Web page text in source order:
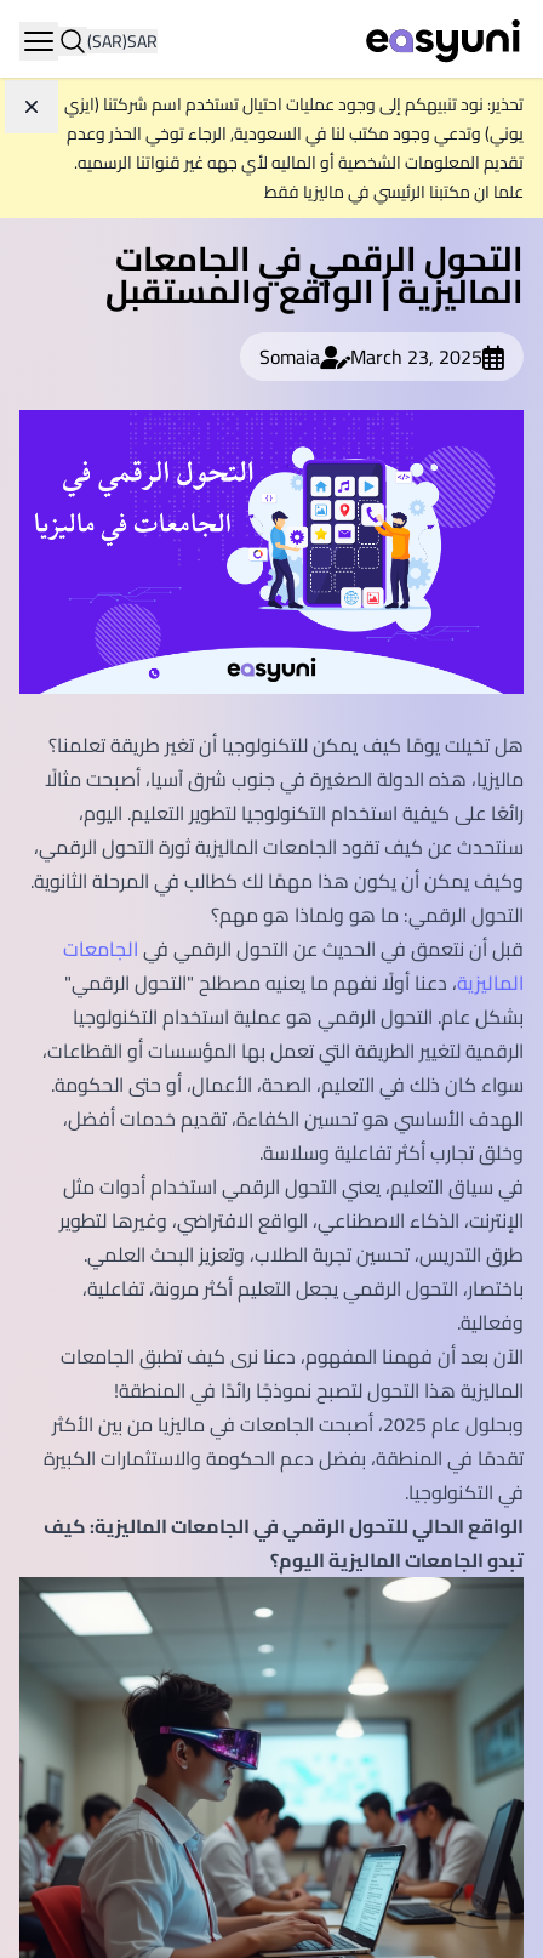
SAR
(SAR)
تحذير: نود تنبيهكم إلى وجود عمليات احتيال تستخدم اسم شركتنا (ايزي
يوني) وتدعي وجود مكتب لنا في السعودية, الرجاء توخي الحذر وعدم
تقديم المعلومات الشخصية أو الماليه لأي جهه غير قنواتنا الرسميه.
علما ان مكتبنا الرئيسي في ماليزيا فقط
التحول الرقمي في الجامعات
الماليزية | الواقع والمستقبل
March 23, 2025
Somaia
هل تخيلت يومًا كيف يمكن للتكنولوجيا أن تغير طريقة تعلمنا؟
ماليزيا، هذه الدولة الصغيرة في جنوب شرق آسيا، أصبحت مثالًا
رائعًا على كيفية استخدام التكنولوجيا لتطوير التعليم. اليوم،
سنتحدث عن كيف تقود الجامعات الماليزية ثورة التحول الرقمي،
وكيف يمكن أن يكون هذا مهمًا لك كطالب في المرحلة الثانوية.
التحول الرقمي: ما هو ولماذا هو مهم؟
قبل أن نتعمق في الحديث عن التحول الرقمي فيالجامعات
الماليزية، دعنا أولًا نفهم ما يعنيه مصطلح "التحول الرقمي"
بشكل عام. التحول الرقمي هو عملية استخدام التكنولوجيا
الرقمية لتغيير الطريقة التي تعمل بها المؤسسات أو القطاعات،
سواء كان ذلك في التعليم، الصحة، الأعمال، أو حتى الحكومة.
الهدف الأساسي هو تحسين الكفاءة، تقديم خدمات أفضل،
وخلق تجارب أكثر تفاعلية وسلاسة.
في سياق التعليم، يعني التحول الرقمي استخدام أدوات مثل
الإنترنت، الذكاء الاصطناعي، الواقع الافتراضي، وغيرها لتطوير
طرق التدريس، تحسين تجربة الطلاب، وتعزيز البحث العلمي.
باختصار، التحول الرقمي يجعل التعليم أكثر مرونة، تفاعلية،
وفعالية.
الآن بعد أن فهمنا المفهوم، دعنا نرى كيف تطبق الجامعات
الماليزية هذا التحول لتصبح نموذجًا رائدًا في المنطقة!
وبحلول عام 2025، أصبحت الجامعات في ماليزيا من بين الأكثر
تقدمًا في المنطقة، بفضل دعم الحكومة والاستثمارات الكبيرة
في التكنولوجيا.
الواقع الحالي للتحول الرقمي في الجامعات الماليزية: كيف
تبدو الجامعات الماليزية اليوم؟